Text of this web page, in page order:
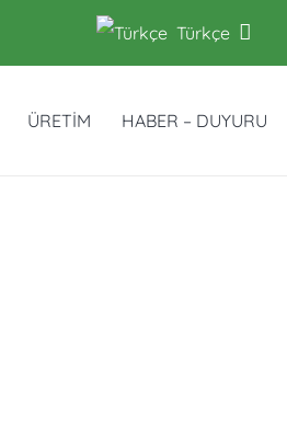
Türkçe
ÜRETİM HABER – DUYURU